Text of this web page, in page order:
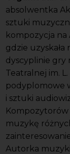
absolwentka
sztuki
kompozycja na
gdzie
dyscyplinie gry
Teatralnej im.
podyplomowe
i sztuki
muzykę
Autorka